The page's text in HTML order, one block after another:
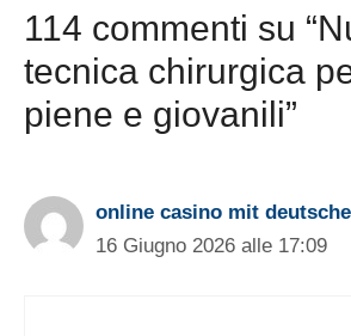
114 commenti su
tecnica chirurgica
piene e giovanili”
online casino mit
16 Giugno 2026 alle 17:09